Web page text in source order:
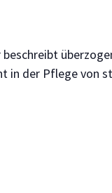
in der Pflege von